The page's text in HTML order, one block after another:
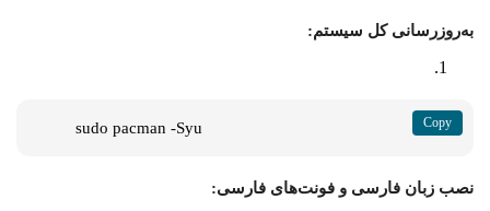
به‌روزرسانی کل سیستم:
sudo pacman -Syu
نصب زبان فارسی و فونت‌های فارسی: